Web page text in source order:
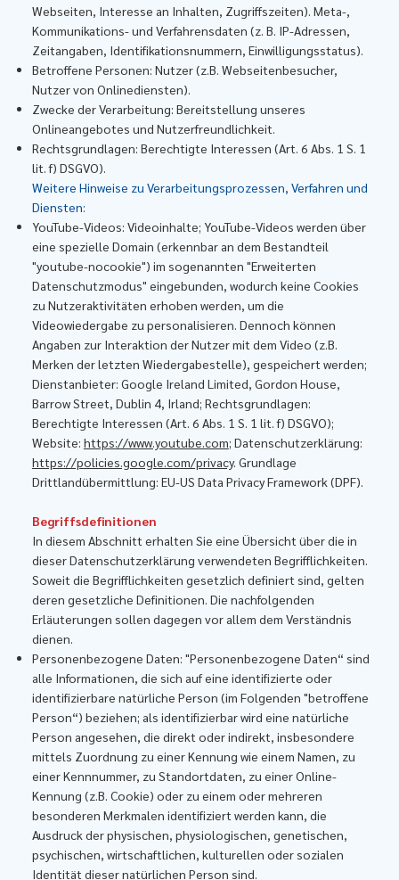
Webseiten, Interesse an Inhalten, Zugriffszeiten). Meta-,
Kommunikations- und Verfahrensdaten (z. B. IP-Adressen,
Zeitangaben, Identifikationsnummern, Einwilligungsstatus).
Betroffene Personen: Nutzer (z.B. Webseitenbesucher,
Nutzer von Onlinediensten).
Zwecke der Verarbeitung: Bereitstellung unseres
Onlineangebotes und Nutzerfreundlichkeit.
Rechtsgrundlagen: Berechtigte Interessen (Art. 6 Abs. 1 S. 1
lit. f) DSGVO).
Weitere Hinweise zu Verarbeitungsprozessen, Verfahren und
Diensten:
YouTube-Videos: Videoinhalte; YouTube-Videos werden über
eine spezielle Domain (erkennbar an dem Bestandteil
"youtube-nocookie") im sogenannten "Erweiterten
Datenschutzmodus" eingebunden, wodurch keine Cookies
zu Nutzeraktivitäten erhoben werden, um die
Videowiedergabe zu personalisieren. Dennoch können
Angaben zur Interaktion der Nutzer mit dem Video (z.B.
Merken der letzten Wiedergabestelle), gespeichert werden;
Dienstanbieter: Google Ireland Limited, Gordon House,
Barrow Street, Dublin 4, Irland; Rechtsgrundlagen:
Berechtigte Interessen (Art. 6 Abs. 1 S. 1 lit. f) DSGVO);
Website: https://www.youtube.com; Datenschutzerklärung:
https://policies.google.com/privacy. Grundlage
Drittlandübermittlung: EU-US Data Privacy Framework (DPF).
Begriffsdefinitionen
In diesem Abschnitt erhalten Sie eine Übersicht über die in
dieser Datenschutzerklärung verwendeten Begrifflichkeiten.
Soweit die Begrifflichkeiten gesetzlich definiert sind, gelten
deren gesetzliche Definitionen. Die nachfolgenden
Erläuterungen sollen dagegen vor allem dem Verständnis
dienen.
Personenbezogene Daten: "Personenbezogene Daten“ sind
alle Informationen, die sich auf eine identifizierte oder
identifizierbare natürliche Person (im Folgenden "betroffene
Person“) beziehen; als identifizierbar wird eine natürliche
Person angesehen, die direkt oder indirekt, insbesondere
mittels Zuordnung zu einer Kennung wie einem Namen, zu
einer Kennnummer, zu Standortdaten, zu einer Online-
Kennung (z.B. Cookie) oder zu einem oder mehreren
besonderen Merkmalen identifiziert werden kann, die
Ausdruck der physischen, physiologischen, genetischen,
psychischen, wirtschaftlichen, kulturellen oder sozialen
Identität dieser natürlichen Person sind.